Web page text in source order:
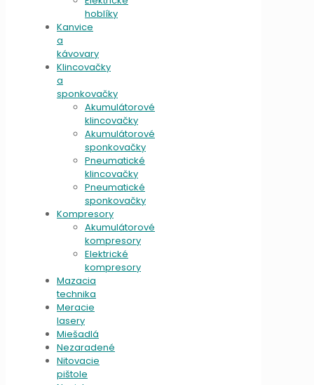
hoblíky
Kanvice
a
kávovary
Klincovačky
a
sponkovačky
Akumulátorové
klincovačky
Akumulátorové
sponkovačky
Pneumatické
klincovačky
Pneumatické
sponkovačky
Kompresory
Akumulátorové
kompresory
Elektrické
kompresory
Mazacia
technika
Meracie
lasery
Miešadlá
Nezaradené
Nitovacie
pištole